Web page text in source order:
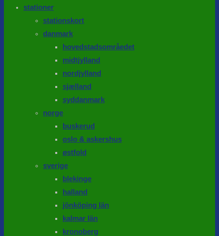
stationer
stationskort
danmark
hovedstadsområedet
midtjylland
nordjylland
sjælland
syddanmark
norge
buskerud
oslo & askershus
østfold
sverige
blekinge
halland
jönköping län
kalmar län
kronoberg